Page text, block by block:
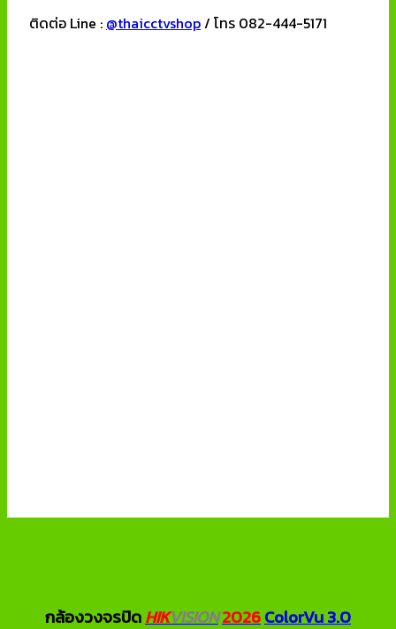
ติดต่อ Line : @thaicctvshop/ โทร 082-444-5171
กล้องวงจรปิดHIKVISION2026ColorVu 3.0